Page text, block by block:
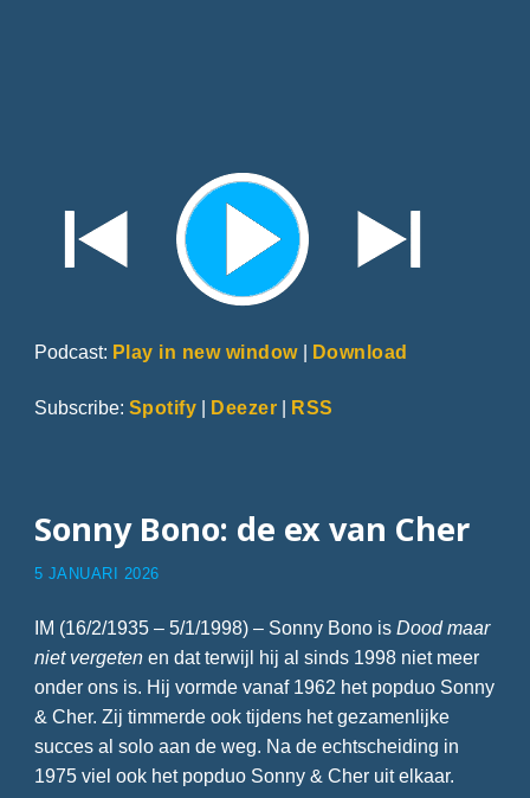
Podcast: Play in new window| Download
Subscribe: Spotify | Deezer | RSS
Sonny Bono: de ex van Cher
5 JANUARI 2026
IM (16/2/1935 – 5/1/1998) – Sonny Bono is Dood maar
niet vergeten en dat terwijl hij al sinds 1998 niet meer
onder ons is. Hij vormde vanaf 1962 het popduo Sonny
& Cher. Zij timmerde ook tijdens het gezamenlijke
succes al solo aan de weg. Na de echtscheiding in
1975 viel ook het popduo Sonny & Cher uit elkaar.